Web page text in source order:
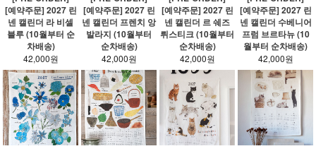
[예약주문] 2027 린
넨 캘린더 라 비셀
블루 (10월부터 순
차배송)
42,000원
[예약주문] 2027 린
넨 캘린더 프렌치 앙
발라지 (10월부터
순차배송)
42,000원
[예약주문] 2027 린
넨 캘린더 르 쉐즈
뤼스티크 (10월부터
순차배송)
42,000원
[예약주문] 2027 린
넨 캘린더 수베니어
프럼 브르타뉴 (10
월부터 순차배송)
42,000원